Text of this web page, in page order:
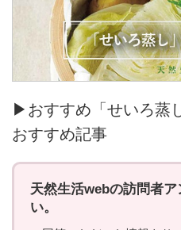
▶おすすめ「せいろ蒸
おすすめ記事